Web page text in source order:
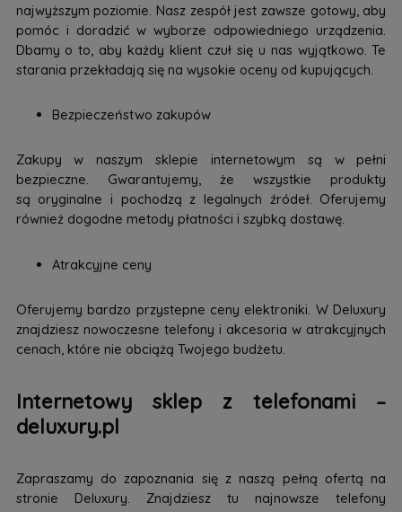
najwyższym poziomie. Nasz zespół jest zawsze gotowy, aby
pomóc i doradzić w wyborze odpowiedniego urządzenia.
Dbamy o to, aby każdy klient czuł się u nas wyjątkowo. Te
starania przekładają się na wysokie oceny od kupujących.
Bezpieczeństwo zakupów
Zakupy w naszym sklepie internetowym są w pełni
bezpieczne. Gwarantujemy, że wszystkie produkty
są oryginalne i pochodzą z legalnych źródeł. Oferujemy
również dogodne metody płatności i szybką dostawę.
Atrakcyjne ceny
Oferujemy bardzo przystepne ceny elektroniki. W Deluxury
znajdziesz nowoczesne telefony i akcesoria w atrakcyjnych
cenach, które nie obciążą Twojego budżetu.
Internetowy sklep z telefonami –
deluxury.pl
Zapraszamy do zapoznania się z naszą pełną ofertą na
stronie Deluxury. Znajdziesz tu najnowsze telefony